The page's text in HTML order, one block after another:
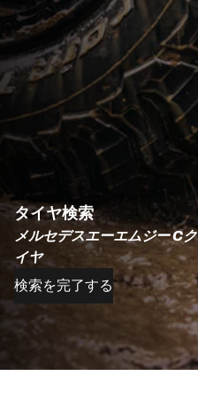
タイヤ検索
メルセデスエーエムジー C
イヤ
検索を完了する